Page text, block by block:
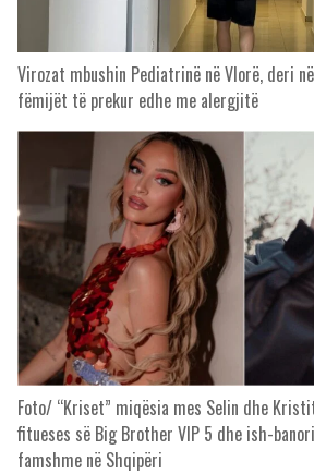
Virozat mbushin Pediatrinë në Vlorë, deri
fëmijët të prekur edhe me alergjitë
Foto/ “Kriset” miqësia mes Selin dhe
fitueses së Big Brother VIP 5 dhe ish-
famshme në Shqipëri